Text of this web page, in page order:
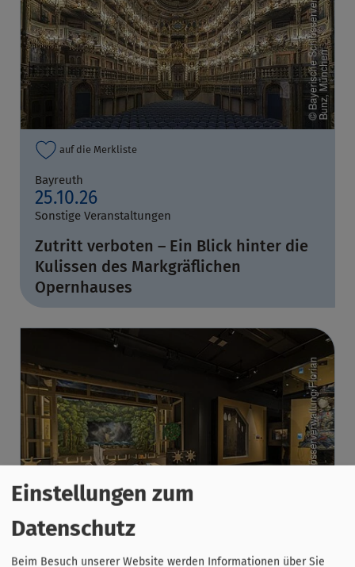
auf die Merkliste
Bayreuth
25.10.26
Sonstige Veranstaltungen
Zutritt verboten – Ein Blick hinter die
Kulissen des Markgräflichen
Opernhauses
Einstellungen zum
Datenschutz
Beim Besuch unserer Website werden Informationen über Sie